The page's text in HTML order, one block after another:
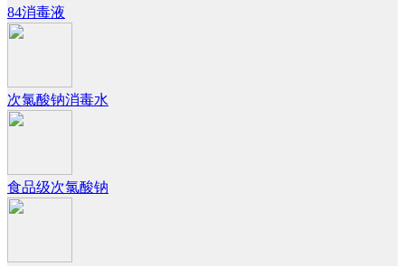
84消毒液
次氯酸钠消毒水
食品级次氯酸钠